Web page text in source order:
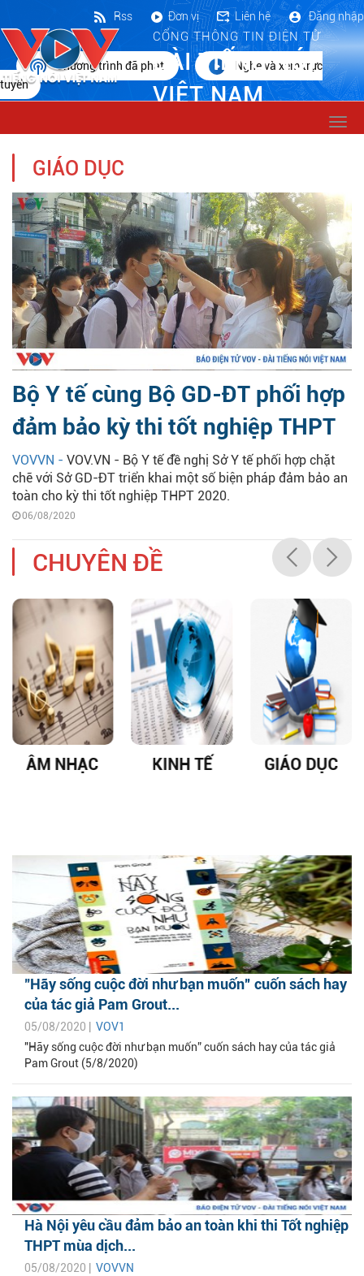
CỔNG THÔNG TIN ĐIỆN TỬ
ĐÀI TIẾNG NÓI
VIỆT NAM
Đăng nhập
Liên hệ
Đơn vị
Rss
Chương trình đã phát
Nghe và xem trực
tuyến
GIÁO DỤC
Bộ Y tế cùng Bộ GD-ĐT phối hợp
đảm bảo kỳ thi tốt nghiệp THPT
VOVVN - VOV.VN - Bộ Y tế đề nghị Sở Y tế phối hợp chặt
chẽ với Sở GD-ĐT triển khai một số biện pháp đảm bảo an
toàn cho kỳ thi tốt nghiệp THPT 2020.
06/08/2020
CHUYÊN ĐỀ
ÂM NHẠC KINH TẾ GIÁO DỤC
"Hãy sống cuộc đời như bạn muốn” cuốn sách hay
của tác giả Pam Grout...
05/08/2020 | VOV1
"Hãy sống cuộc đời như bạn muốn” cuốn sách hay của tác giả
Pam Grout (5/8/2020)
Hà Nội yêu cầu đảm bảo an toàn khi thi Tốt nghiệp
THPT mùa dịch...
05/08/2020 | VOVVN